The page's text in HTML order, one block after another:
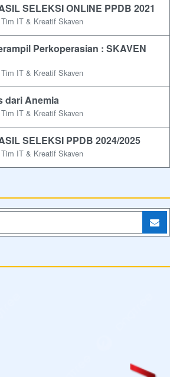
SELEKSI ONLINE PPDB 2021
IT & Kreatif Skaven
Perkoperasian : SKAVEN
IT & Kreatif Skaven
dari Anemia
IT & Kreatif Skaven
SELEKSI PPDB 2024/2025
IT & Kreatif Skaven